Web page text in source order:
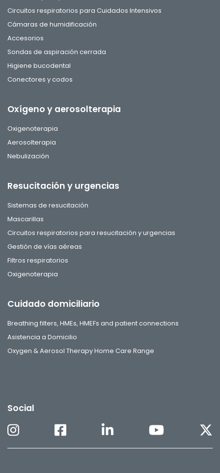
Circuitos respiratorios para Cuidados Intensivos
Cámaras de humidificación
Accesorios
Sondas de aspiración cerrada
Higiene bucodental
Conectores y codos
Oxígeno y aerosolterapia
Oxigenoterapia
Aerosolterapia
Nebulización
Resucitación y urgencias
Sistemas de resucitación
Mascarillas
Circuitos respiratorios para resucitación y urgencias
Gestión de vías aéreas
Filtros respiratorios
Oxigenoterapia
Cuidado domiciliario
Breathing filters, HMEs, HMEFs and patient connections
Asistencia a Domicilio
Oxygen & Aerosol Therapy Home Care Range
Social